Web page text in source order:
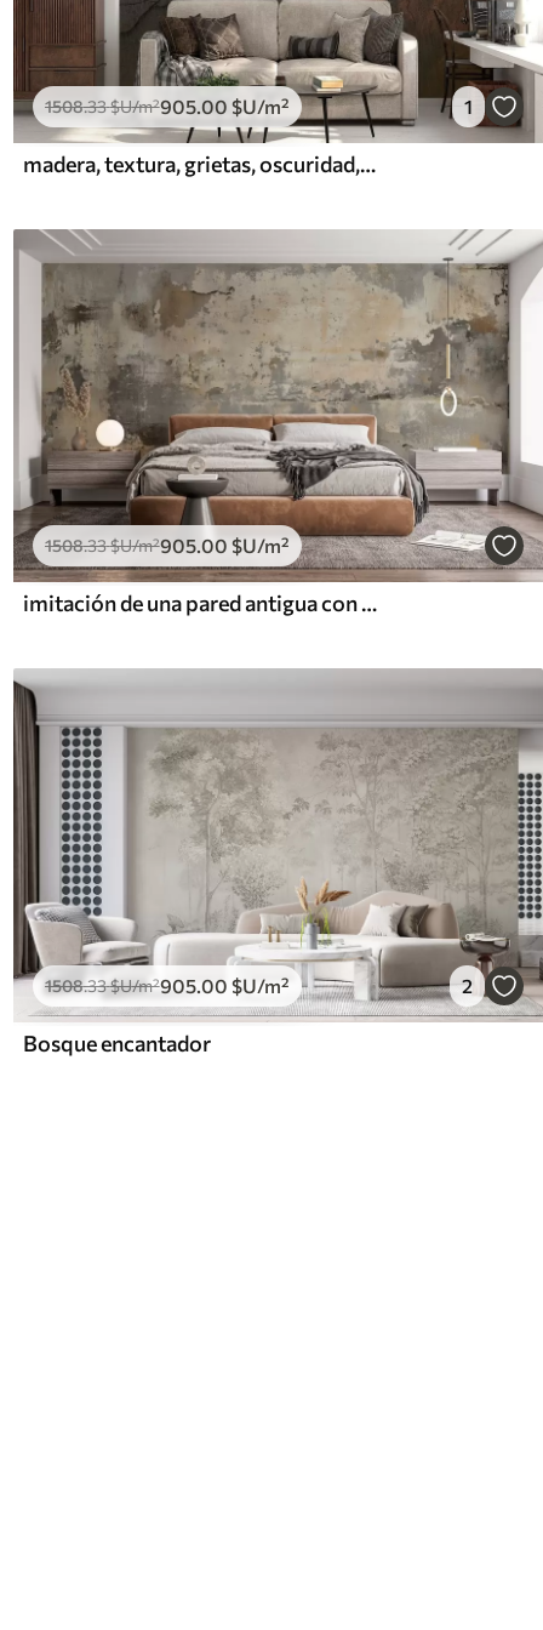
1508.33$U/m²905.00 $U/m² 1
madera, textura, grietas, oscuridad, corteza, superficie
1508.33$U/m²905.00 $U/m²
imitación de una pared antigua con textura
1508.33$U/m²905.00 $U/m² 2
Bosque encantador